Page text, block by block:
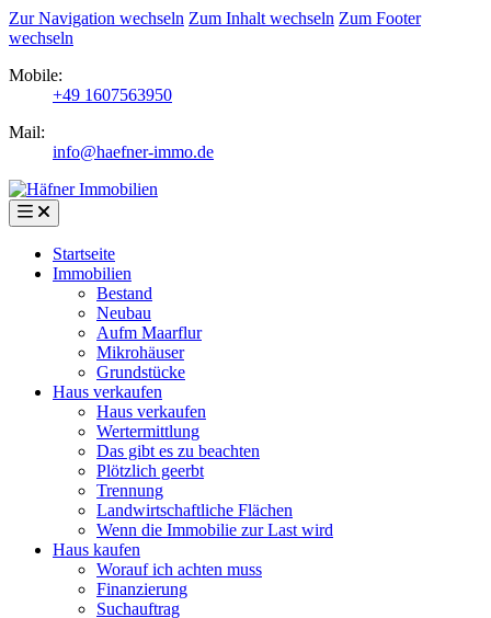
Zur Navigation wechseln Zum Inhalt wechseln Zum Footer
wechseln
Mobile:
+49 1607563950
Mail:
info@haefner-immo.de
Startseite
Immobilien
Bestand
Neubau
Aufm Maarflur
Mikrohäuser
Grundstücke
Haus verkaufen
Haus verkaufen
Wertermittlung
Das gibt es zu beachten
Plötzlich geerbt
Trennung
Landwirtschaftliche Flächen
Wenn die Immobilie zur Last wird
Haus kaufen
Worauf ich achten muss
Finanzierung
Suchauftrag